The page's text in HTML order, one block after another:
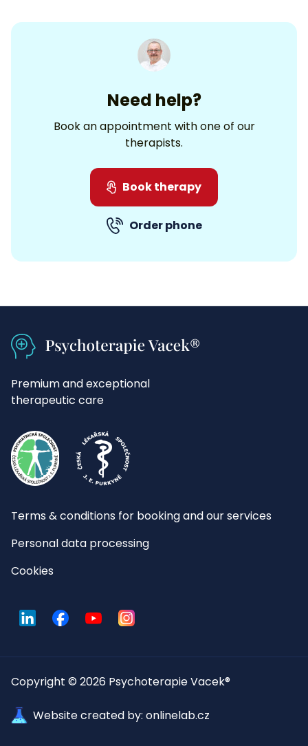
Need help?
Book an appointment with one of our
therapists.
Book therapy
Order phone
Premium and exceptional
therapeutic care
Terms & conditions for booking and our services
Personal data processing
Cookies
LinkedInFacebookYouTubeInstagram
Copyright © 2026 Psychoterapie Vacek®
Website created by: onlinelab.cz